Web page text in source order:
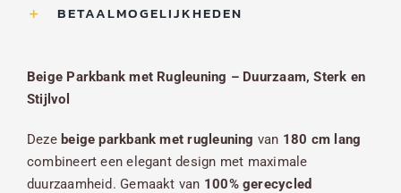
BETAALMOGELIJKHEDEN
Beige Parkbank met Rugleuning – Duurzaam, Sterk en
Stijlvol
Deze beige parkbank met rugleuning van 180 cm lang
combineert een elegant design met maximale
duurzaamheid. Gemaakt van 100% gerecycled